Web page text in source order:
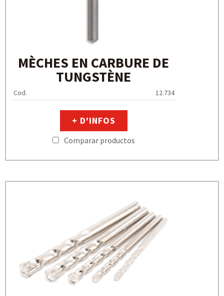
MÈCHES EN CARBURE DE
TUNGSTÈNE
Cod. 12.734
+ D'INFOS
Comparar productos